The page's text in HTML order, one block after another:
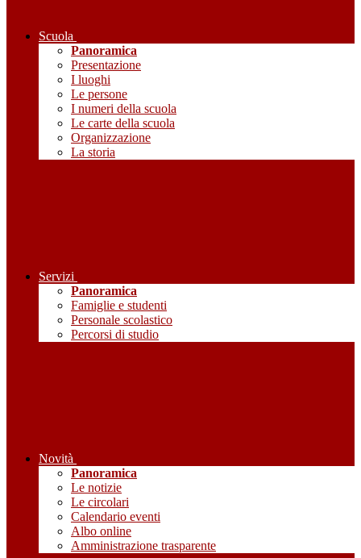
Scuola
Panoramica
Presentazione
I luoghi
Le persone
I numeri della scuola
Le carte della scuola
Organizzazione
La storia
Servizi
Panoramica
Famiglie e studenti
Personale scolastico
Percorsi di studio
Novità
Panoramica
Le notizie
Le circolari
Calendario eventi
Albo online
Amministrazione trasparente